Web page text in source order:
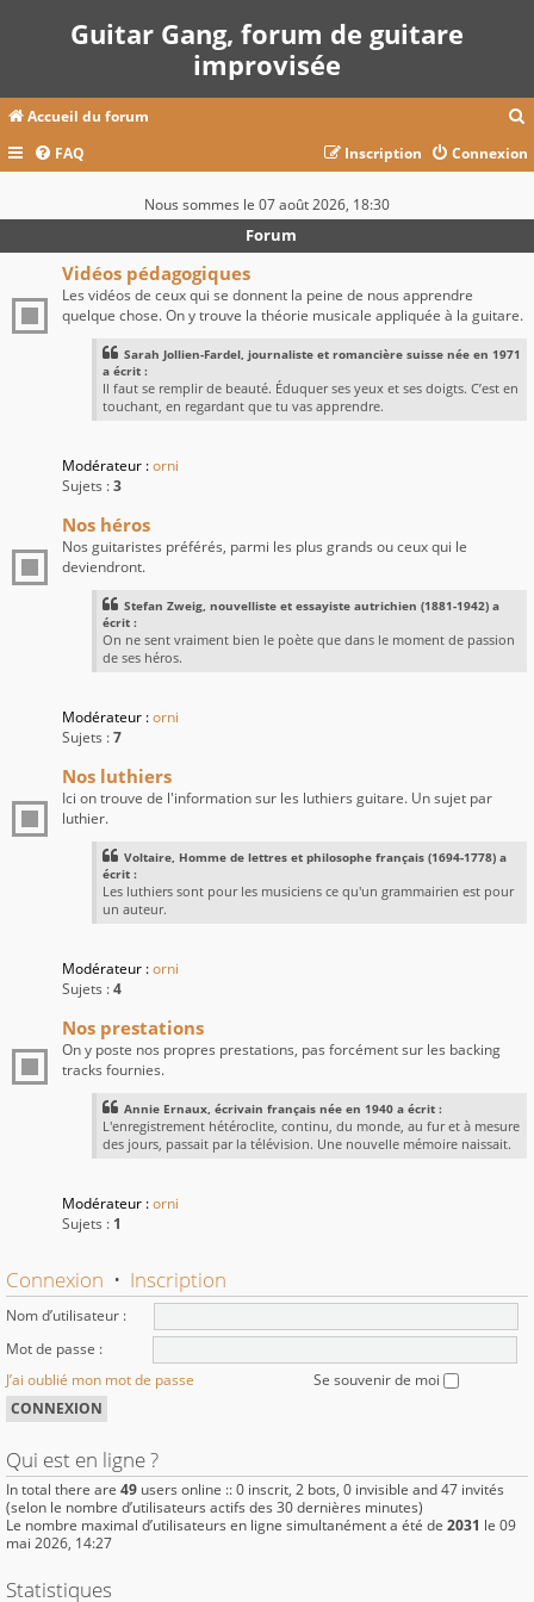
Guitar Gang, forum de guitare
improvisée
Accueil du forum
c
FAQ Connexion
Inscription
Nous sommes le 07 août 2026, 18:30
Forum
Vidéos pédagogiques
Les vidéos de ceux qui se donnent la peine de nous apprendre
quelque chose. On y trouve la théorie musicale appliquée à la guitare.
Sarah Jollien-Fardel, journaliste et romancière suisse née en 1971
a écrit :
Il faut se remplir de beauté. Éduquer ses yeux et ses doigts. C’est en
touchant, en regardant que tu vas apprendre.
Modérateur :orni
Sujets :3
Nos héros
Nos guitaristes préférés, parmi les plus grands ou ceux qui le
deviendront.
Stefan Zweig, nouvelliste et essayiste autrichien (1881-1942) a
écrit :
On ne sent vraiment bien le poète que dans le moment de passion
de ses héros.
Modérateur :orni
Sujets :7
Nos luthiers
Ici on trouve de l'information sur les luthiers guitare. Un sujet par
luthier.
Voltaire, Homme de lettres et philosophe français (1694-1778) a
écrit :
Les luthiers sont pour les musiciens ce qu'un grammairien est pour
un auteur.
Modérateur :orni
Sujets :4
Nos prestations
On y poste nos propres prestations, pas forcément sur les backing
tracks fournies.
Annie Ernaux, écrivain français née en 1940 a écrit :
L'enregistrement hétéroclite, continu, du monde, au fur et à mesure
des jours, passait par la télévision. Une nouvelle mémoire naissait.
Modérateur :orni
Sujets : 1
Connexion • Inscription
Nom d’utilisateur :
Mot de passe :
J’ai oublié mon mot de passe
Se souvenir de moi
Qui est en ligne ?
In total there are 49 users online :: 0 inscrit, 2 bots, 0 invisible and 47 invités
(selon le nombre d’utilisateurs actifs des 30 dernières minutes)
Le nombre maximal d’utilisateurs en ligne simultanément a été de 2031 le 09
mai 2026, 14:27
Statistiques